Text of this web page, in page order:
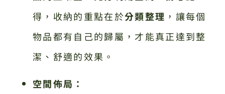
得，收納的重點在於分類整理 ，讓每個
物品都有自己的歸屬，才能真正達到整
潔、舒適的效果。
空間佈局：